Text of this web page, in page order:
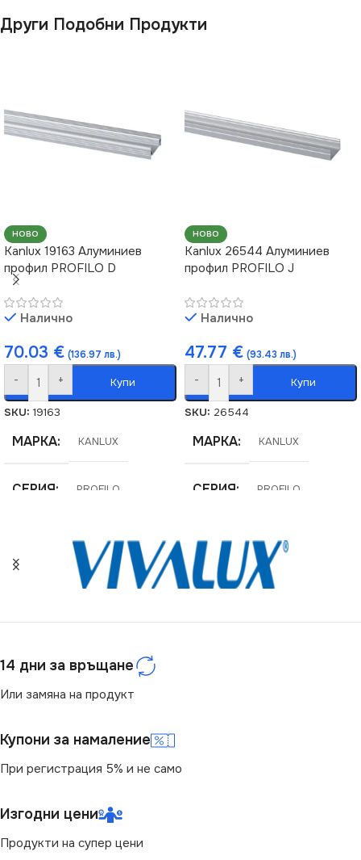
Други Подобни Продукти
НОВО
Kanlux 19163 Алуминиев
профил PROFILO D
Налично
70.03 € (136.97 лв.)
- + Купи
SKU: 19163
МАРКА KANLUX
СЕРИЯ PROFILO
НОВО
Kanlux 26544 Алуминиев
профил PROFILO J
Налично
47.77 € (93.43 лв.)
- + Купи
SKU: 26544
МАРКА KANLUX
СЕРИЯ PROFILO
14 дни за връщане
Или замяна на продукт
Купони за намаление
При регистрация 5% и не само
Изгодни цени
Продукти на супер цени